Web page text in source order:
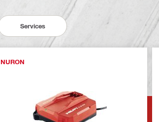
Services
NURON